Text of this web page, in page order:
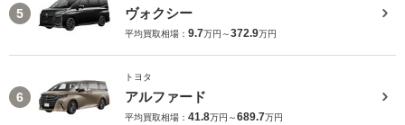
5 ヴォクシー
平均買取相場： 9.7万円～372.9万円
6
トヨタ
アルファード
平均買取相場： 41.8万円～689.7万円